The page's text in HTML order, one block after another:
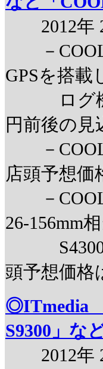
2012年
－
GPSを搭載
ログ機能
円前後の見
－
店頭予想価
－
26-156mm
S4300の
頭予想価格
◎ITmedia
S9300」な
2012年